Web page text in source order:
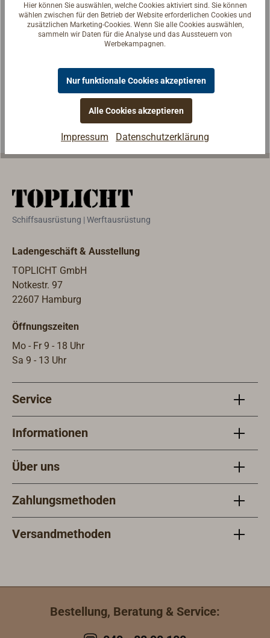
zum Spannen
und Einhaken
von Draht-Fallen
Booten.
72,00 € *
Streckerleine
oder ein Fall
eingespleißt, so
Ende der Leine
eine 2:1
Untersetzung
zum
hergestellt
werden, ohne
Ab104,90 € *
Schiffsausrüstung | Werftausrüstung
Ladengeschäft & Ausstellung
TOPLICHT GmbH
Notkestr. 97
22607 Hamburg
Öffnungszeiten
Mo - Fr 9 - 18 Uhr
Sa 9 - 13 Uhr
Service
Informationen
Über uns
Zahlungsmethoden
Versandmethoden
Bestellung, Beratung & Service:
Hier können Sie auswählen, welche Cookies aktiviert sind. Sie können
wählen zwischen für den Betrieb der Website erforderlichen Cookies und
zusätzlichen Marketing-Cookies. Wenn Sie alle Cookies auswählen,
sammeln wir Daten für die Analyse und das Aussteuern von
Werbekampagnen.
Nur funktionale Cookies akzeptieren
Alle Cookies akzeptieren
Impressum Datenschutzerklärung